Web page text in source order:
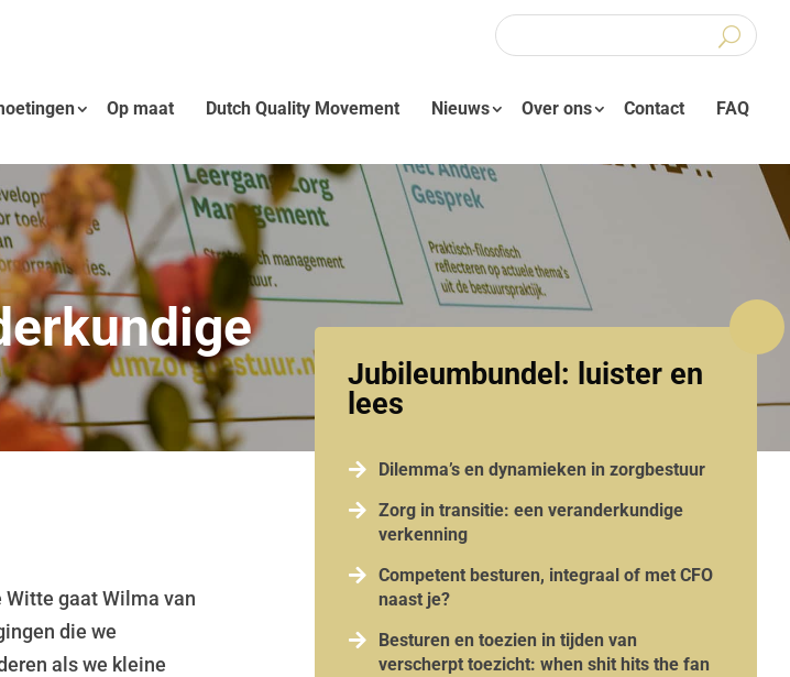
Op maat Dutch Quality Movement Nieuws Over ons Contact FAQ
gaat Wilma van
die we
als we kleine
Jubileumbundel: luister en
lees
 Dilemma’s en dynamieken in zorgbestuur

Zorg in transitie: een veranderkundige
verkenning

Competent besturen, integraal of met CFO
naast je?

Besturen en toezien in tijden van
verscherpt toezicht: when shit hits the fan